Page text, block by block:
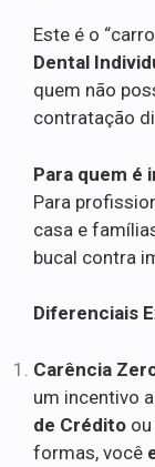
Este é o
Dental
quem não
contratação
Para quem é
Para
casa e
bucal contra
Diferenciais
Carência
um incentivo
de Crédito ou
formas, você